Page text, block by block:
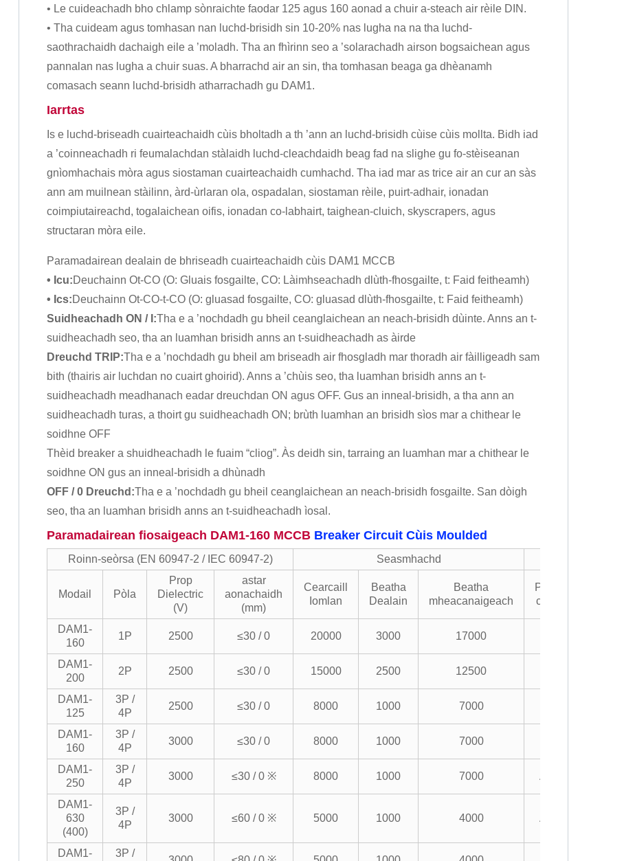
• Le cuideachadh bho chlamp sònraichte faodar 125 agus 160 aonad a chuir a-steach air rèile DIN.
• Tha cuideam agus tomhasan nan luchd-brisidh sin 10-20% nas lugha na na tha luchd-
saothrachaidh dachaigh eile a ’moladh. Tha an fhìrinn seo a ’solarachadh airson bogsaichean agus
pannalan nas lugha a chuir suas. A bharrachd air an sin, tha tomhasan beaga ga dhèanamh
comasach seann luchd-brisidh atharrachadh gu DAM1.
Iarrtas
Is e luchd-briseadh cuairteachaidh cùis bholtadh a th ’ann an luchd-brisidh cùise cùis mollta. Bidh iad
a ’coinneachadh ri feumalachdan stàlaidh luchd-cleachdaidh beag fad na slighe gu fo-stèiseanan
gnìomhachais mòra agus siostaman cuairteachaidh cumhachd. Tha iad mar as trice air an cur an sàs
ann am muilnean stàilinn, àrd-ùrlaran ola, ospadalan, siostaman rèile, puirt-adhair, ionadan
coimpiutaireachd, togalaichean oifis, ionadan co-labhairt, taighean-cluich, skyscrapers, agus
structaran mòra eile.
Paramadairean dealain de bhriseadh cuairteachaidh cùis DAM1 MCCB
• Icu:Deuchainn Ot-CO (O: Gluais fosgailte, CO: Làimhseachadh dlùth-fhosgailte, t: Faid feitheamh)
• Ics:Deuchainn Ot-CO-t-CO (O: gluasad fosgailte, CO: gluasad dlùth-fhosgailte, t: Faid feitheamh)
Suidheachadh ON / I:Tha e a ’nochdadh gu bheil ceanglaichean an neach-brisidh dùinte. Anns an t-
suidheachadh seo, tha an luamhan brisidh anns an t-suidheachadh as àirde
Dreuchd TRIP:Tha e a ’nochdadh gu bheil am briseadh air fhosgladh mar thoradh air fàilligeadh sam
bith (thairis air luchdan no cuairt ghoirid). Anns a ’chùis seo, tha luamhan brisidh anns an t-
suidheachadh meadhanach eadar dreuchdan ON agus OFF. Gus an inneal-brisidh, a tha ann an
suidheachadh turas, a thoirt gu suidheachadh ON; brùth luamhan an brisidh sìos mar a chithear le
soidhne OFF
Thèid breaker a shuidheachadh le fuaim “cliog”. Às deidh sin, tarraing an luamhan mar a chithear le
soidhne ON gus an inneal-brisidh a dhùnadh
OFF / 0 Dreuchd:Tha e a ’nochdadh gu bheil ceanglaichean an neach-brisidh fosgailte. San dòigh
seo, tha an luamhan brisidh anns an t-suidheachadh ìosal.
Paramadairean fiosaigeach DAM1-160 MCCB Breaker Circuit Cùis Moulded
Roinn-seòrsa (EN 60947-2 / IEC 60947-2) Seasmhachd
Modail Pòla
Prop
Dielectric
(V)
astar
aonachaidh
(mm)
Cearcaill
Iomlan
Beatha
Dealain
Beatha
mheacanaigeach
Prìomh
chuairt
DAM1-
160
1P 2500 ≤30 / 0 20000 3000 17000
DAM1-
200
2P 2500 ≤30 / 0 15000 2500 12500
DAM1-
125
3P /
4P
2500 ≤30 / 0 8000 1000 7000
DAM1-
160
3P /
4P
3000 ≤30 / 0 8000 1000 7000
DAM1-
250
3P /
4P
3000 ≤30 / 0 ※ 8000 1000 7000 A / B.
DAM1-
630
(400)
3P /
4P
3000 ≤60 / 0 ※ 5000 1000 4000 A / B.
DAM1- 3P /